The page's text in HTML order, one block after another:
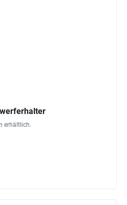
erhältlich.